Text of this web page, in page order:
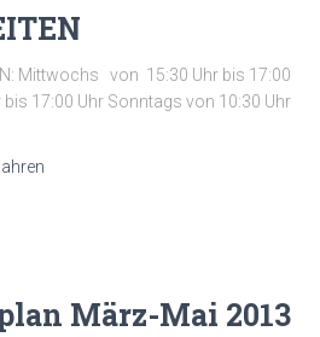
Mittwochs von 15:30 Uhr bis 17:00
17:00 Uhr Sonntags von 10:30 Uhr
März-Mai 2013